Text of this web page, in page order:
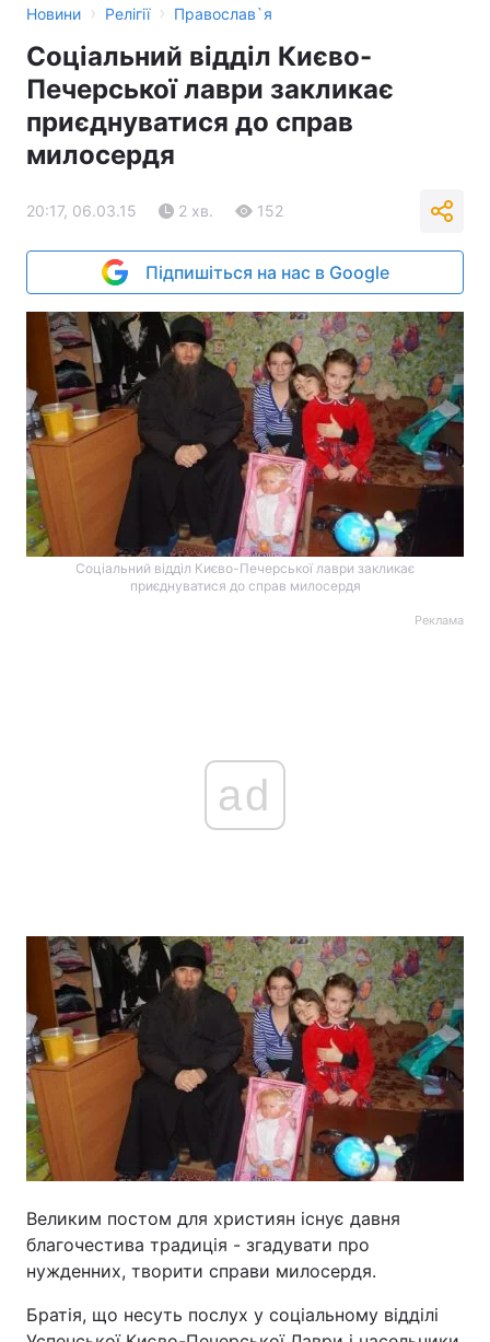
Новини › Релігії › Православ`я
Соціальний відділ Києво-
Печерської лаври закликає
приєднуватися до справ
милосердя
20:17, 06.03.15 2 хв. 152
Підпишіться на нас в Google
Соціальний відділ Києво-Печерської лаври закликає
приєднуватися до справ милосердя
Реклама
ad
Великим постом для християн існує давня
благочестива традиція - згадувати про
нужденних, творити справи милосердя.
Братія, що несуть послух у соціальному відділі